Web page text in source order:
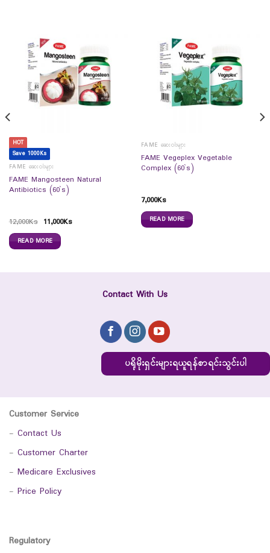
HOT
Save 1000Ks
FAME ဆေးဝါးများ
FAME Mangosteen Natural
Antibiotics (60`s)
12,000Ks 11,000Ks
READ MORE
FAME ဆေးဝါးများ
FAME Vegeplex Vegetable
Complex (60`s)
7,000Ks
READ MORE
Contact With Us
ပရိုမိုးရှင်းများရယူရန်စာရင်းသွင်းပါ
Customer Service
- Contact Us
- Customer Charter
- Medicare Exclusives
- Price Policy
Regulatory